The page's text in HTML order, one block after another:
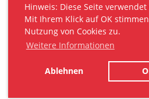
Hinweis: Diese Seite verwendet
Mit Ihrem Klick auf OK
Nutzung von Cookies zu.
Weitere Informationen
Ablehnen